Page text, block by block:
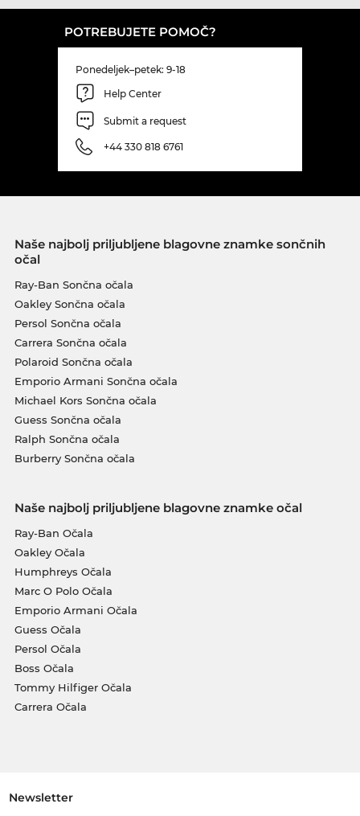
POTREBUJETE POMOČ?
Ponedeljek–petek: 9-18
Help Center
Submit a request
+44 330 818 6761
Naše najbolj priljubljene blagovne znamke sončnih
očal
Ray-Ban Sončna očala
Oakley Sončna očala
Persol Sončna očala
Carrera Sončna očala
Polaroid Sončna očala
Emporio Armani Sončna očala
Michael Kors Sončna očala
Guess Sončna očala
Ralph Sončna očala
Burberry Sončna očala
Naše najbolj priljubljene blagovne znamke očal
Ray-Ban Očala
Oakley Očala
Humphreys Očala
Marc O Polo Očala
Emporio Armani Očala
Guess Očala
Persol Očala
Boss Očala
Tommy Hilfiger Očala
Carrera Očala
Newsletter